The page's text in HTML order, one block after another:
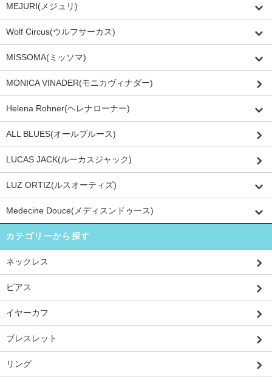
MEJURI(メジュリ)
Wolf Circus(ウルフサーカス)
MISSOMA(ミッソマ)
MONICA VINADER(モニカヴィナダー)
Helena Rohner(ヘレナローナー)
ALL BLUES(オールブルース)
LUCAS JACK(ルーカスジャック)
LUZ ORTIZ(ルスオーティズ)
Medecine Douce(メディスンドゥース)
カテゴリーから探す
ネックレス
ピアス
イヤーカフ
ブレスレット
リング